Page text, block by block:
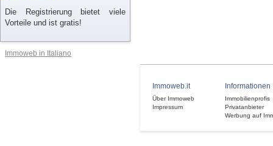
Die Registrierung bietet viele
Vorteile und ist gratis!
Immoweb in Italiano
Immoweb.it
Über Immoweb
Impressum
Informationen
Immobilienprofis
Privatanbieter
Werbung auf